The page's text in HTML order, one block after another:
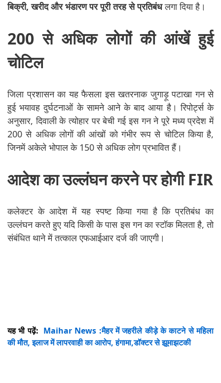
बिक्री, खरीद और भंडारण पर पूरी तरह से प्रतिबंधलगा दिया है।
200 से अधिक लोगों की आंखें हुई
चोटिल
जिला प्रशासन का यह फैसला इस खतरनाक जुगाड़ू पटाखा गन से
हुई भयावह दुर्घटनाओं के सामने आने के बाद आया है। रिपोर्ट्स के
अनुसार, दिवाली के त्योहार पर बेची गई इस गन ने पूरे मध्य प्रदेश में
200 से अधिक लोगों की आंखों को गंभीर रूप से चोटिल किया है,
जिनमें अकेले भोपाल के 150 से अधिक लोग प्रभावित हैं।
आदेश का उल्लंघन करने पर होगी FIR
कलेक्टर के आदेश में यह स्पष्ट किया गया है कि प्रतिबंध का
उल्लंघन करते हुए यदि किसी के पास इस गन का स्टॉक मिलता है, तो
संबंधित थाने में तत्काल एफआईआर दर्ज की जाएगी।
यह भी पढ़ें: Maihar News :मैहर में जहरीले कीड़े के काटने से महिला
की मौत, इलाज में लापरवाही का आरोप, हंगामा,डॉक्टर से झूमाझटकी